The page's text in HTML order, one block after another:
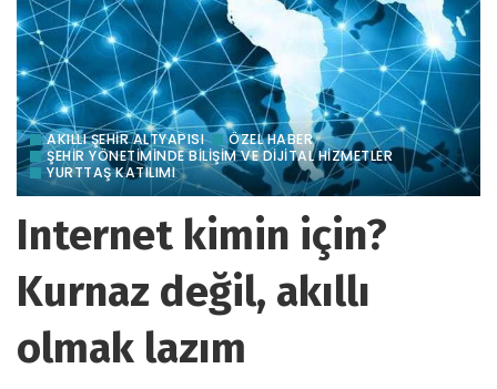
AKILLI ŞEHİR ALTYAPISI
ÖZEL HABER
ŞEHİR YÖNETİMİNDE BİLİŞİM VE DİJİTAL HİZMETLER
YURTTAŞ KATILIMI
Internet kimin için?
Kurnaz değil, akıllı
olmak lazım